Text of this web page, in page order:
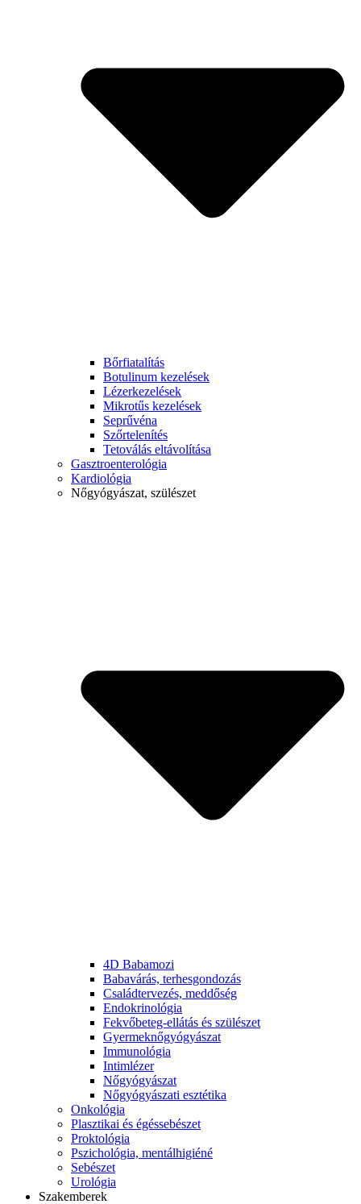
Bőrfiatalítás
Botulinum kezelések
Lézerkezelések
Mikrotűs kezelések
Seprűvéna
Szőrtelenítés
Tetoválás eltávolítása
Gasztroenterológia
Kardiológia
Nőgyógyászat, szülészet
4D Babamozi
Babavárás, terhesgondozás
Családtervezés, meddőség
Endokrinológia
Fekvőbeteg-ellátás és szülészet
Gyermek­nőgyógyászat
Immunológia
Intimlézer
Nőgyógyászat
Nőgyógyászati esztétika
Onkológia
Plasztikai és égéssebészet
Proktológia
Pszichológia, mentálhigiéné
Sebészet
Urológia
Szakemberek